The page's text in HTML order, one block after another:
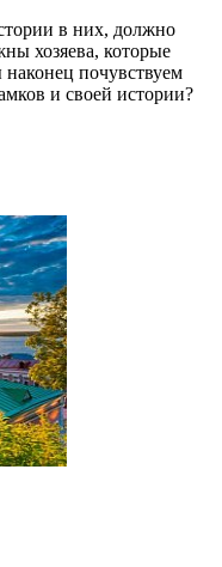
в них, должно
хозяева, которые
почувствуем
и своей истории?